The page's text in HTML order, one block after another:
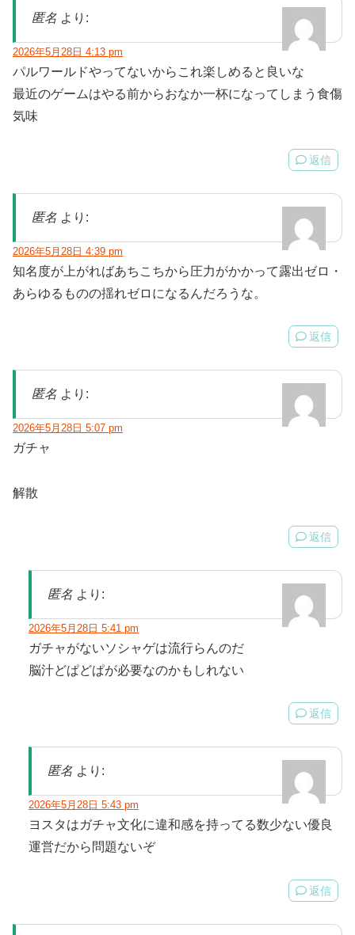
匿名 より:
2026年5月28日 4:13 pm
パルワールドやってないからこれ楽しめると良いな
最近のゲームはやる前からおなか一杯になってしまう食傷
気味
返信
匿名 より:
2026年5月28日 4:39 pm
知名度が上がればあちこちから圧力がかかって露出ゼロ・
あらゆるものの揺れゼロになるんだろうな。
返信
匿名 より:
2026年5月28日 5:07 pm
ガチャ
解散
返信
匿名 より:
2026年5月28日 5:41 pm
ガチャがないソシャゲは流行らんのだ
脳汁どぱどぱが必要なのかもしれない
返信
匿名 より:
2026年5月28日 5:43 pm
ヨスタはガチャ文化に違和感を持ってる数少ない優良
運営だから問題ないぞ
返信